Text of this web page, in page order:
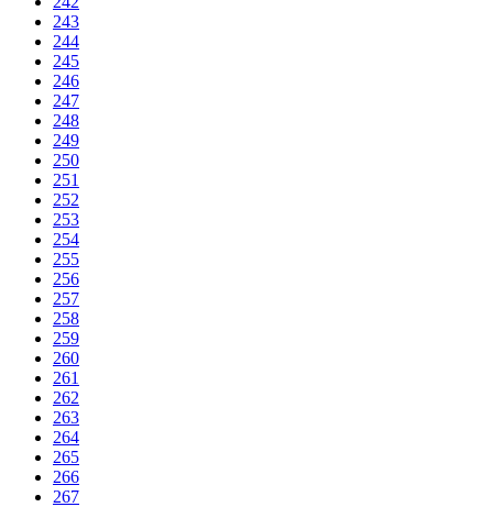
243
244
245
246
247
248
249
250
251
252
253
254
255
256
257
258
259
260
261
262
263
264
265
266
267